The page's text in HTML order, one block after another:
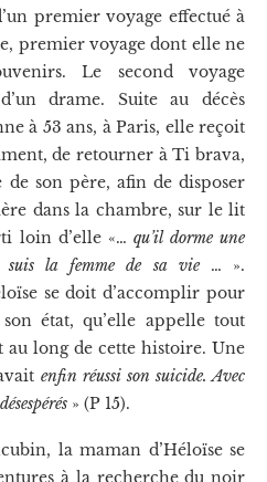
premier voyage effectué à
premier voyage dont elle ne
Le second voyage
drame. Suite au décès
à 53 ans, à Paris, elle reçoit
de retourner à Ti brava,
son père, afin de disposer
dans la chambre, sur le lit
loin d’elle «… qu’il dorme une
suis la femme de sa vie… ».
se doit d’accomplir pour
état, qu’elle appelle tout
au long de cette histoire. Une
enfin réussi son suicide. Avec
» (P 15).
la maman d’Héloïse se
à la recherche du noir